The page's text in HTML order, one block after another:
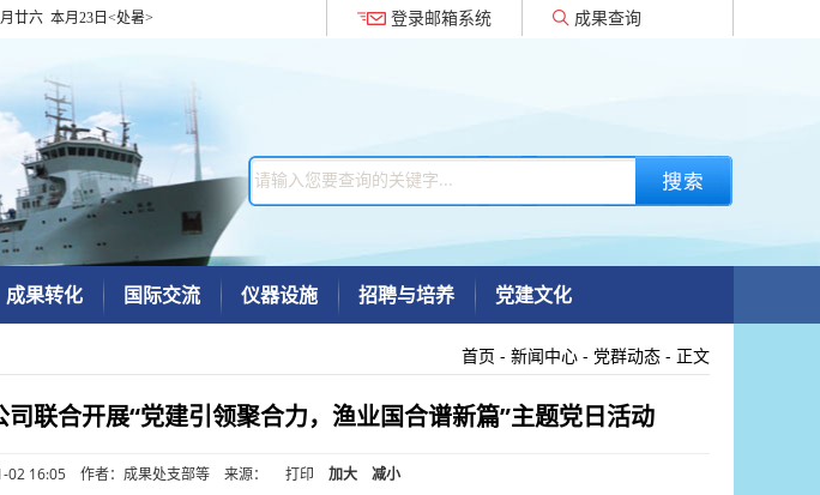
廿六 本月23日<处暑> 登录邮箱系统 成果查询
成果转化 国际交流 仪器设施 招聘与培养 党建文化
首页 - 新闻中心 - 党群动态 - 正文
联合开展“党建引领聚合力，渔业国合谱新篇”主题党日活动
02 16:05 作者：成果处支部等 来源： 打印 加大 减小